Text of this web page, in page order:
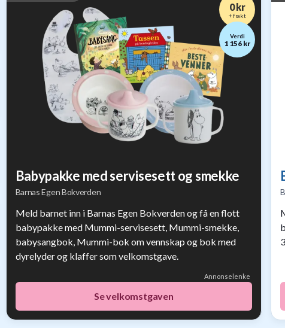
Verdi
1 156 kr
Babypakke med servisesett og smekke
Barnas Egen Bokverden
0 kr
+ frakt
Meld barnet inn i Barnas Egen Bokverden og få en flott
babypakke med Mummi-servisesett, Mummi-smekke,
babysangbok, Mummi-bok om vennskap og bok med
dyrelyder og klaffer som velkomstgave.
Annonselenke
Se velkomstgaven